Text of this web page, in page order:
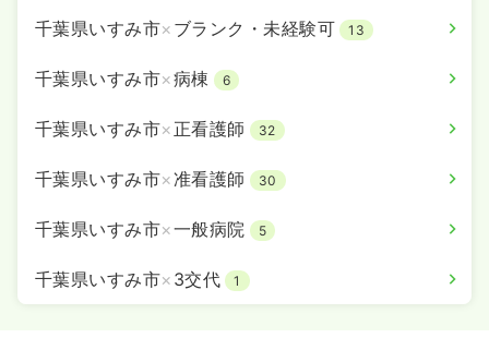
千葉県いすみ市× ブランク・未経験可 13
千葉県いすみ市×病棟 6
千葉県いすみ市× 正看護師 32
千葉県いすみ市×准看護師 30
千葉県いすみ市×一般病院 5
千葉県いすみ市× 3交代 1